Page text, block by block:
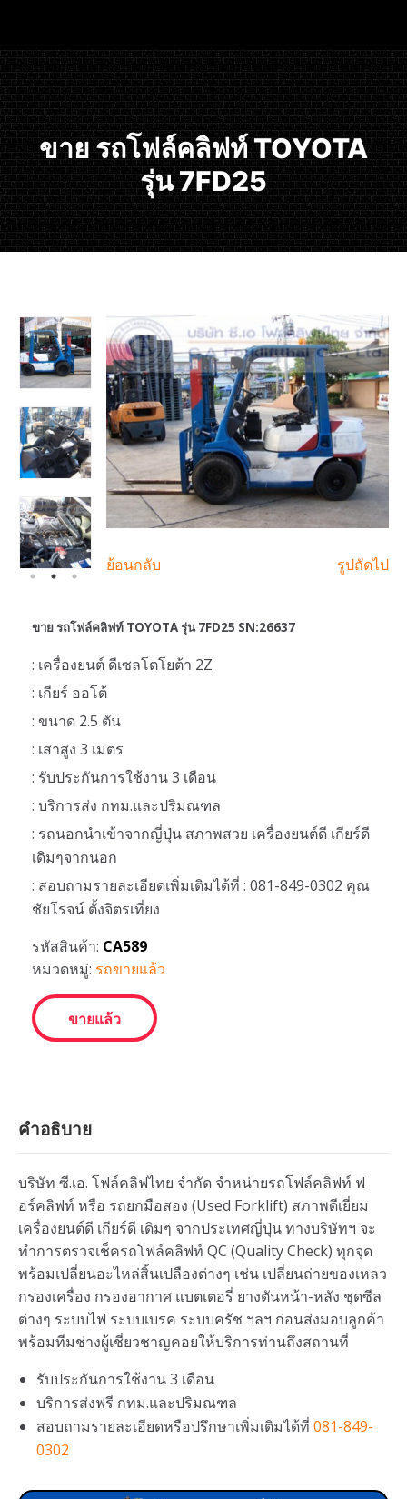
ขาย รถโฟล์คลิฟท์ TOYOTA
รุ่น 7FD25
ย้อนกลับ รูปถัดไป
ขาย รถโฟล์คลิฟท์ TOYOTA รุ่น 7FD25 SN:26637
: เครื่องยนต์ ดีเซลโตโยต้า 2Z
: เกียร์ ออโต้
: ขนาด 2.5 ตัน
: เสาสูง 3 เมตร
: รับประกันการใช้งาน 3 เดือน
: บริการส่ง กทม.และปริมณฑล
: รถนอกนำเข้าจากญี่ปุ่น สภาพสวย เครื่องยนต์ดี เกียร์ดี
เดิมๆจากนอก
: สอบถามรายละเอียดเพิ่มเติมได้ที่ : 081-849-0302 คุณ
ชัยโรจน์ ตั้งจิตรเที่ยง
รหัสสินค้า: CA589
หมวดหมู่: รถขายแล้ว
ขายแล้ว
คำอธิบาย
บริษัท ซี.เอ. โฟล์คลิฟไทย จำกัด จำหน่ายรถโฟล์คลิฟท์ ฟ
อร์คลิฟท์ หรือ รถยกมือสอง (Used Forklift) สภาพดีเยี่ยม
เครื่องยนต์ดี เกียร์ดี เดิมๆ จากประเทศญี่ปุ่น ทางบริษัทฯ จะ
ทำการตรวจเช็ครถโฟล์คลิฟท์ QC (Quality Check) ทุกจุด
พร้อมเปลี่ยนอะไหล่สิ้นเปลืองต่างๆ เช่น เปลี่ยนถ่ายของเหลว
กรองเครื่อง กรองอากาศ แบตเตอรี่ ยางตันหน้า-หลัง ชุดซีล
ต่างๆ ระบบไฟ ระบบเบรค ระบบครัช ฯลฯ ก่อนส่งมอบลูกค้า
พร้อมทีมช่างผู้เชี่ยวชาญคอยให้บริการท่านถึงสถานที่
รับประกันการใช้งาน 3 เดือน
บริการส่งฟรี กทม.และปริมณฑล
สอบถามรายละเอียดหรือปรึกษาเพิ่มเติมได้ที่ 081-849-
0302